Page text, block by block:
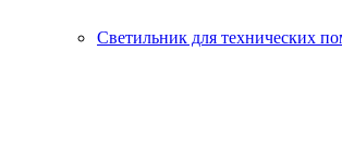
Светильник для технических